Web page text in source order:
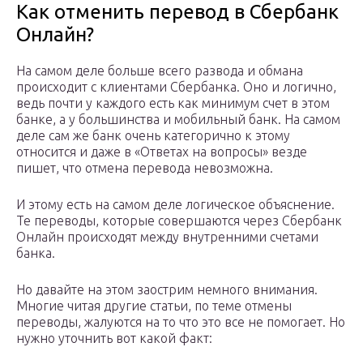
Как отменить перевод в Сбербанк
Онлайн?
На самом деле больше всего развода и обмана
происходит с клиентами Сбербанка. Оно и логично,
ведь почти у каждого есть как минимум счет в этом
банке, а у большинства и мобильный банк. На самом
деле сам же банк очень категорично к этому
относится и даже в «Ответах на вопросы» везде
пишет, что отмена перевода невозможна.
И этому есть на самом деле логическое объяснение.
Те переводы, которые совершаются через Сбербанк
Онлайн происходят между внутренними счетами
банка.
Но давайте на этом заострим немного внимания.
Многие читая другие статьи, по теме отмены
переводы, жалуются на то что это все не помогает. Но
нужно уточнить вот какой факт: